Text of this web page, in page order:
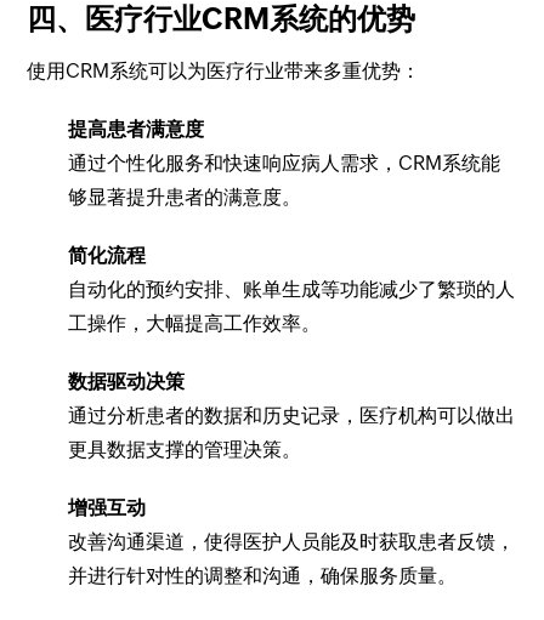
四、医疗行业CRM系统的优势
使用CRM系统可以为医疗行业带来多重优势：
提高患者满意度
通过个性化服务和快速响应病人需求，CRM系统能
够显著提升患者的满意度。
简化流程
自动化的预约安排、账单生成等功能减少了繁琐的人
工操作，大幅提高工作效率。
数据驱动决策
通过分析患者的数据和历史记录，医疗机构可以做出
更具数据支撑的管理决策。
增强互动
改善沟通渠道，使得医护人员能及时获取患者反馈，
并进行针对性的调整和沟通，确保服务质量。